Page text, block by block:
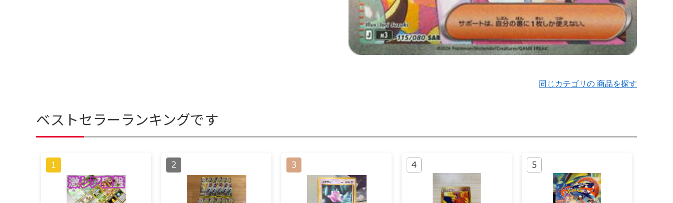
同じカテゴリの 商品を探す
ベストセラーランキングです